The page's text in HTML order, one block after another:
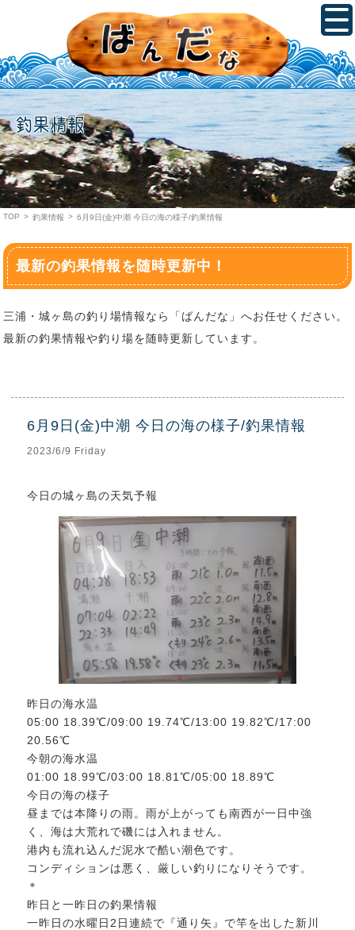
釣果情報
TOP > 釣果情報 > 6月9日(金)中潮 今日の海の様子/釣果情報
最新の釣果情報を随時更新中！
三浦・城ヶ島の釣り場情報なら「ばんだな」へお任せください。
最新の釣果情報や釣り場を随時更新しています。
6月9日(金)中潮 今日の海の様子/釣果情報
2023/6/9 Friday
今日の城ヶ島の天気予報
昨日の海水温
05:00 18.39℃/09:00 19.74℃/13:00 19.82℃/17:00
20.56℃
今朝の海水温
01:00 18.99℃/03:00 18.81℃/05:00 18.89℃
今日の海の様子
昼までは本降りの雨。雨が上がっても南西が一日中強
く、海は大荒れで磯には入れません。
港内も流れ込んだ泥水で酷い潮色です。
コンディションは悪く、厳しい釣りになりそうです。
＊
昨日と一昨日の釣果情報
一昨日の水曜日2日連続で『通り矢』で竿を出した新川